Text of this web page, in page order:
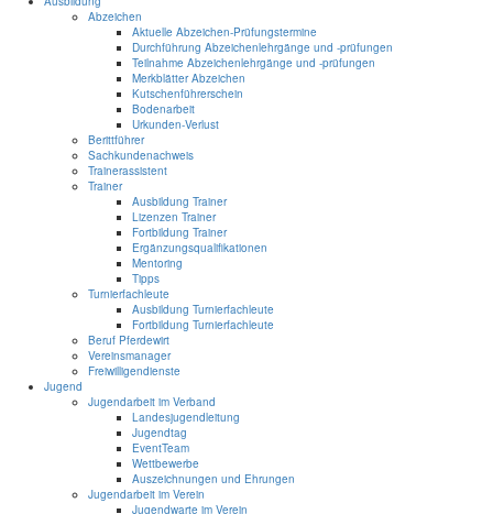
Abzeichen
Aktuelle Abzeichen-Prüfungstermine
Durchführung Abzeichenlehrgänge und -prüfungen
Teilnahme Abzeichenlehrgänge und -prüfungen
Merkblätter Abzeichen
Kutschenführerschein
Bodenarbeit
Urkunden-Verlust
Berittführer
Sachkundenachweis
Trainerassistent
Trainer
Ausbildung Trainer
Lizenzen Trainer
Fortbildung Trainer
Ergänzungsqualifikationen
Mentoring
Tipps
Turnierfachleute
Ausbildung Turnierfachleute
Fortbildung Turnierfachleute
Beruf Pferdewirt
Vereinsmanager
Freiwilligendienste
Jugend
Jugendarbeit im Verband
Landesjugendleitung
Jugendtag
EventTeam
Wettbewerbe
Auszeichnungen und Ehrungen
Jugendarbeit im Verein
Jugendwarte im Verein